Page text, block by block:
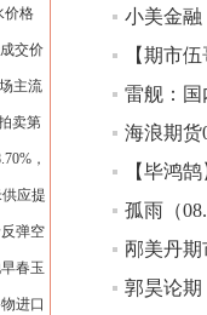
价格
交价
主流
卖第
，
应提
弹空
春玉
进口
海浪期货
孤雨（